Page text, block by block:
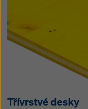
Třívrstvé desky